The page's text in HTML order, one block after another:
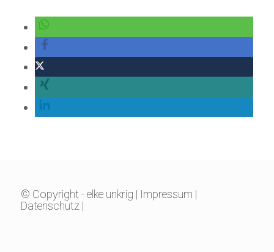
© Copyright - elke unkrig | Impressum |
Datenschutz |